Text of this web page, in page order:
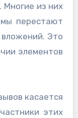
Многие из них
перестают
Это
элементов
касается
этих